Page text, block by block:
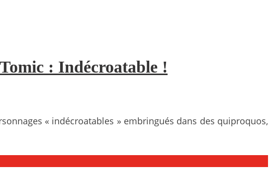
: Indécroatable !
« indécroatables » embringués dans des quiproquos,